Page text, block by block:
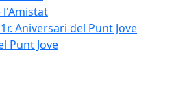
l'Amistat
Aniversari del Punt Jove
Punt Jove